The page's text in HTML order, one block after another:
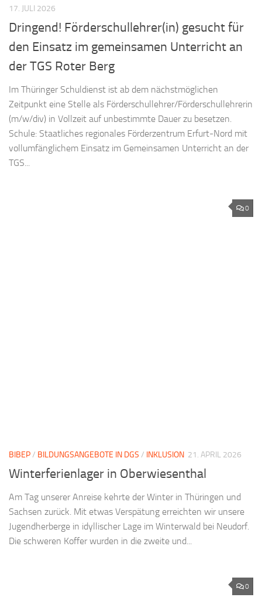
17. JULI 2026
Dringend! Förderschullehrer(in) gesucht für
den Einsatz im gemeinsamen Unterricht an
der TGS Roter Berg
Im Thüringer Schuldienst ist ab dem nächstmöglichen
Zeitpunkt eine Stelle als Förderschullehrer/Förderschullehrerin
(m/w/div) in Vollzeit auf unbestimmte Dauer zu besetzen.
Schule: Staatliches regionales Förderzentrum Erfurt-Nord mit
vollumfänglichem Einsatz im Gemeinsamen Unterricht an der
TGS...
0
BIBEP/ BILDUNGSANGEBOTE IN DGS / INKLUSION 21. APRIL 2026
Winterferienlager in Oberwiesenthal
Am Tag unserer Anreise kehrte der Winter in Thüringen und
Sachsen zurück. Mit etwas Verspätung erreichten wir unsere
Jugendherberge in idyllischer Lage im Winterwald bei Neudorf.
Die schweren Koffer wurden in die zweite und...
0